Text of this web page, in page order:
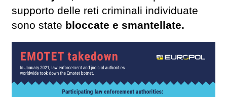
supporto delle reti criminali individuate
sono state bloccate e smantellate.